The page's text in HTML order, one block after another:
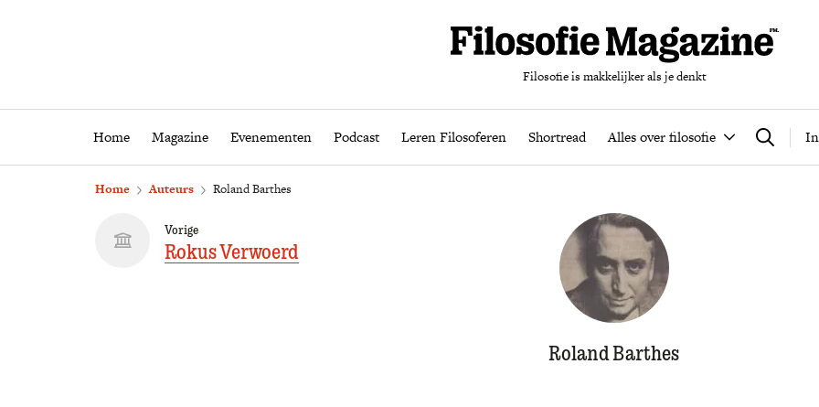
Filosofie is makkelijker als je denkt
Home Magazine Evenementen Podcast Leren Filosoferen Shortread Alles over filosofie Zoeken
Home Magazine Evenementen Podcast Leren Filosoferen Shortread Alles over
Home Auteurs Roland Barthes
Vorige
Rokus Verwoerd
Roland Barthes